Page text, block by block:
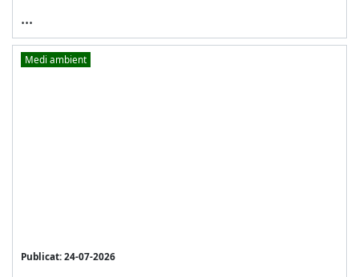
...
Medi ambient
Publicat: 24-07-2026